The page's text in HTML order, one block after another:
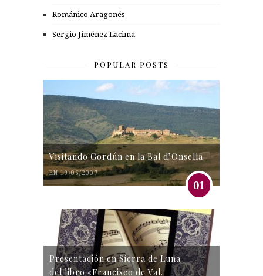
Románico Aragonés
Sergio Jiménez Lacima
POPULAR POSTS
Visitando Gordún en la Bal d’Onsella.
EN 19/06/2007
01
Presentación en Sierra de Luna
del libro «Francisco de Val.